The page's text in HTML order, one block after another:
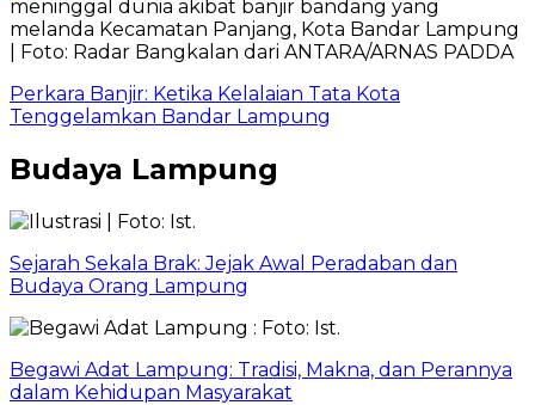
Perkara Banjir: Ketika Kelalaian Tata Kota
Tenggelamkan Bandar Lampung
Budaya Lampung
Sejarah Sekala Brak: Jejak Awal Peradaban dan
Budaya Orang Lampung
Begawi Adat Lampung: Tradisi, Makna, dan Perannya
dalam Kehidupan Masyarakat